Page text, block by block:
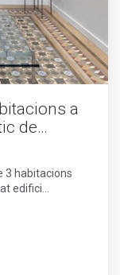
a
de
3 habitacions
edifici
residència
amb un
sala d'estar-